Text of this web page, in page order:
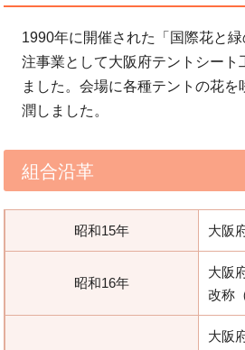
1990年に開催された「国際花と
注事業として大阪府テントシート
ました。会場に各種テントの花を
潤しました。
組合沿革
昭和15年 大阪
昭和16年
大阪
改称
大阪